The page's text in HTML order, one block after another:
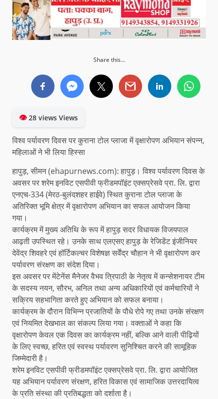
Share this...
👁28 views Views
विश्व पर्यावरण दिवस पर कुराना टोल प्लाजा में वृक्षारोपण अभियान संपन्न,
महिलाओं ने भी लिया हिस्सा
हापुड़, सीमन (ehapurnews.com): हापुड़। विश्व पर्यावरण दिवस के
अवसर पर शरेम इनविट एसपीवी फ्रीडमपॉइंट एक्सप्रेसवे प्रा. लि. द्वारा
एनएच-334 (मेरठ-बुलंदशहर हाईवे) स्थित कुराना टोल प्लाजा के
अतिरिक्त भूमि क्षेत्र में वृक्षारोपण अभियान का सफल आयोजन किया
गया।
कार्यक्रम में मुख्य अतिथि के रूप में हापुड़ सदर विधायक विजयपाल
आढ़ती उपस्थित रहे। उनके साथ एलएसए हापुड़ के रेजिडेंट इंजीनियर
देवेंद्र शिवहरे एवं हॉर्टिकल्चर विशेषज्ञ सर्वेंद्र चौहान ने भी वृक्षारोपण कर
पर्यावरण संरक्षण का संदेश दिया।
इस अवसर पर मेंटेनेंस मैनेजर वैभव त्रिपाठी के नेतृत्व में कन्सेशनायर टीम
के सदस्य नयन, सौरभ, अनिल तथा अन्य अधिकारियों एवं कर्मचारियों ने
सक्रिय सहभागिता करते हुए अभियान को सफल बनाया।
कार्यक्रम के दौरान विभिन्न प्रजातियों के पौधे रोपे गए तथा उनके संरक्षण
एवं नियमित देखभाल का संकल्प लिया गया। वक्ताओं ने कहा कि
वृक्षारोपण केवल एक दिवस का कार्यक्रम नहीं, बल्कि आने वाली पीढ़ियों
के लिए स्वच्छ, हरित एवं स्वस्थ पर्यावरण सुनिश्चित करने की सामूहिक
जिम्मेदारी है।
शरेम इनविट एसपीवी फ्रीडमपॉइंट एक्सप्रेसवे प्रा. लि. द्वारा आयोजित
यह अभियान पर्यावरण संरक्षण, हरित विकास एवं सामाजिक उत्तरदायित्व
के प्रति संस्था की प्रतिबद्धता को दर्शाता है।